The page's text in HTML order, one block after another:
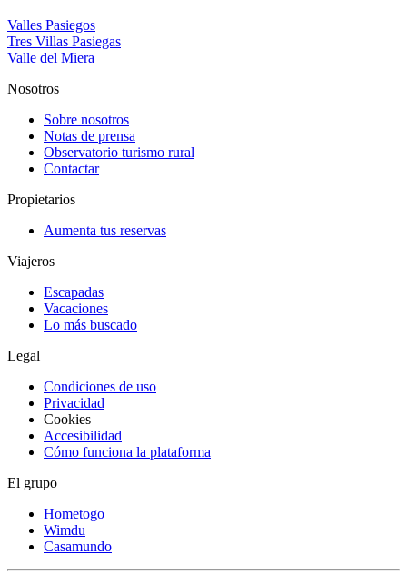
Valles Pasiegos
Tres Villas Pasiegas
Valle del Miera
Nosotros
Sobre nosotros
Notas de prensa
Observatorio turismo rural
Contactar
Propietarios
Aumenta tus reservas
Viajeros
Escapadas
Vacaciones
Lo más buscado
Legal
Condiciones de uso
Privacidad
Cookies
Accesibilidad
Cómo funciona la plataforma
El grupo
Hometogo
Wimdu
Casamundo